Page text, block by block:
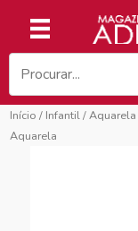
conteúdo
Início / Infantil/Aquarela
Aquarela